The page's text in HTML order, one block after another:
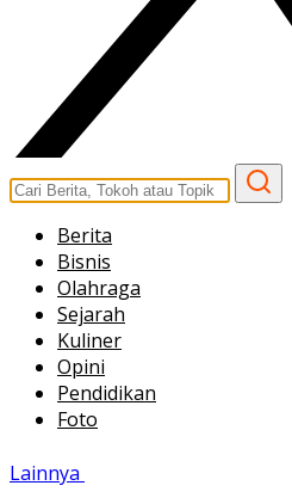
Berita
Bisnis
Olahraga
Sejarah
Kuliner
Opini
Pendidikan
Foto
Lainnya